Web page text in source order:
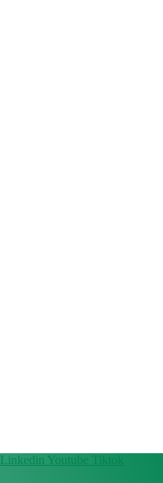
Linkedin Youtube Tiktok